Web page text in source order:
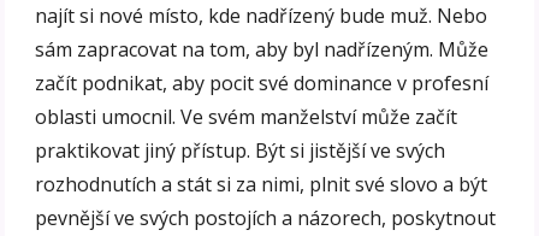
najít si nové místo, kde nadřízený bude muž. Nebo
sám zapracovat na tom, aby byl nadřízeným. Může
začít podnikat, aby pocit své dominance v profesní
oblasti umocnil. Ve svém manželství může začít
praktikovat jiný přístup. Být si jistější ve svých
rozhodnutích a stát si za nimi, plnit své slovo a být
pevnější ve svých postojích a názorech, poskytnout